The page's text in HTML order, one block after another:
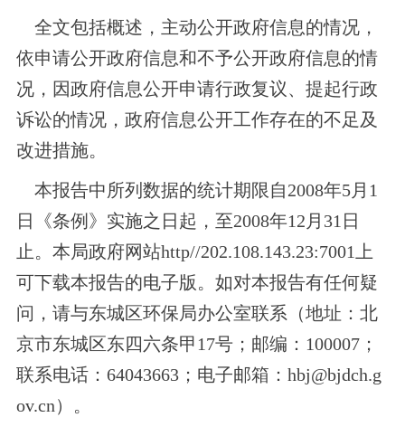
全文包括概述，主动公开政府信息的情况，
依申请公开政府信息和不予公开政府信息的情
况，因政府信息公开申请行政复议、提起行政
诉讼的情况，政府信息公开工作存在的不足及
改进措施。
本报告中所列数据的统计期限自2008年5月1
日《条例》实施之日起，至2008年12月31日
止。本局政府网站http//202.108.143.23:7001上
可下载本报告的电子版。如对本报告有任何疑
问，请与东城区环保局办公室联系（地址：北
京市东城区东四六条甲17号；邮编：100007；
联系电话：64043663；电子邮箱： hbj@bjdch.g
ov.cn）
。